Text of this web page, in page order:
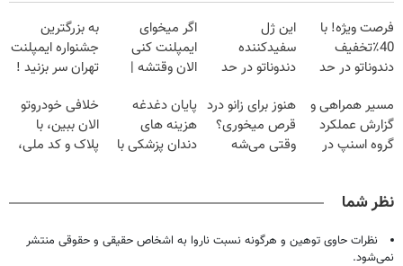
فرصت ویژه! با
40٪تخفیف
دندوناتو در حد
کن
این ژل
سفیدکننده
دندوناتو در حد
میکنه
(40%تخفیف)
اگر میخوای
ایمپلنت کنی
الان وقتشه |
میلیون تومان!!!
به بزرگترین
جشنواره ایمپلنت
تهران سر بزنید !
میلیون !
مسیر همراهی و
گزارش عملکرد
گروه اسنپ در
هنوز برای زانو درد
قرص میخوری؟
وقتی می‌شه
پایان دغدغه
هزینه های
دندان پزشکی با
خلافی خودروتو
الان ببین، با
پلاک و کد ملی،
نظر شما
نظرات حاوی توهین و هرگونه نسبت ناروا به اشخاص حقیقی و حقوقی منتشر
نمی‌شود.